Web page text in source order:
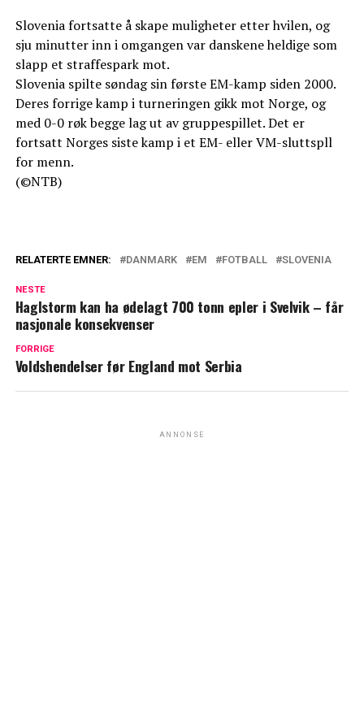
Slovenia fortsatte å skape muligheter etter hvilen, og
sju minutter inn i omgangen var danskene heldige som
slapp et straffespark mot.
Slovenia spilte søndag sin første EM-kamp siden 2000.
Deres forrige kamp i turneringen gikk mot Norge, og
med 0-0 røk begge lag ut av gruppespillet. Det er
fortsatt Norges siste kamp i et EM- eller VM-sluttspll
for menn.
(©NTB)
RELATERTE EMNER: DANMARK EM FOTBALL SLOVENIA
NESTE
Haglstorm kan ha ødelagt 700 tonn epler i Svelvik – får
nasjonale konsekvenser
FORRIGE
Voldshendelser før England mot Serbia
ANNONSE